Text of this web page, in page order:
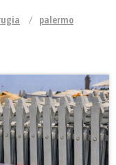
palermo